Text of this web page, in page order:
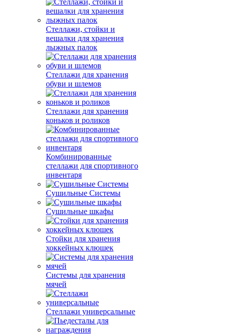
Стеллажи, стойки и
вешалки для хранения
лыжных палок
Стеллажи для хранения
обуви и шлемов
Стеллажи для хранения
коньков и роликов
Комбинированные
стеллажи для спортивного
инвентаря
Сушильные Системы
Сушильные шкафы
Стойки для хранения
хоккейных клюшек
Системы для хранения
мячей
Стеллажи универсальные